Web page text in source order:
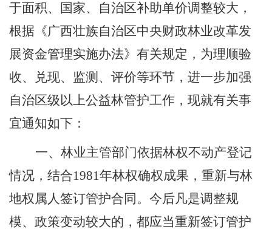
于面积、国家、自治区补助单价调整较大，
根据 《广西壮族自治区中央财政林业改革发
展资金管理实施办法》有关规定，为理顺验
收、兑现、监测、评价等环节，进一步加强
自治区级以上公益林管护工作，现就有关事
宜通知如下：
一、 林业主管部门依据林权不动产登记
情况，结合1981年林权确权成果，重新与林
地权属人签订管护合同。今后凡是调整规
模、政策变动较大的，都应当重新签订管护